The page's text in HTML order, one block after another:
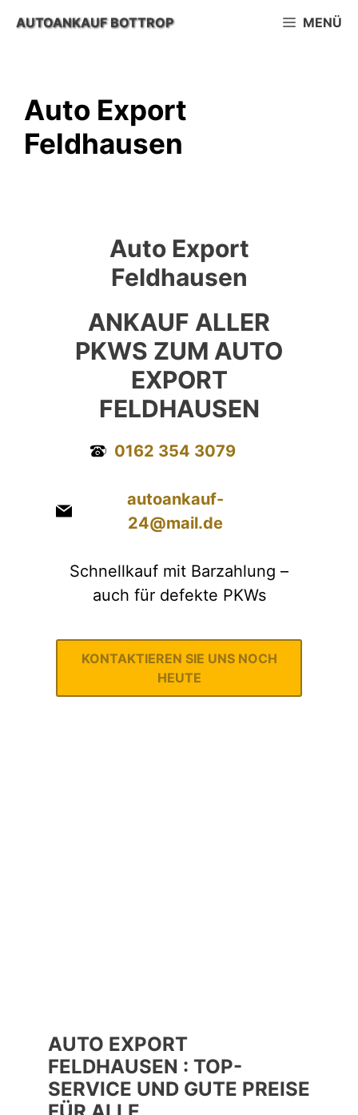
InhaltAUTOANKAUF BOTTROP MENÜ
Auto Export
Feldhausen
Auto Export
Feldhausen
ANKAUF ALLER
PKWS ZUM AUTO
EXPORT
FELDHAUSEN
0162 354 3079
autoankauf-
24@mail.de
Schnellkauf mit Barzahlung –
auch für defekte PKWs
KONTAKTIEREN SIE UNS NOCH
HEUTE
AUTO EXPORT
FELDHAUSEN : TOP-
SERVICE UND GUTE PREISE